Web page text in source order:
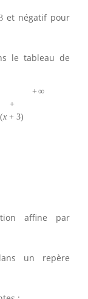
et négatif pour
le tableau de
+ ∞
+
(x + 3)
affine par
un repère